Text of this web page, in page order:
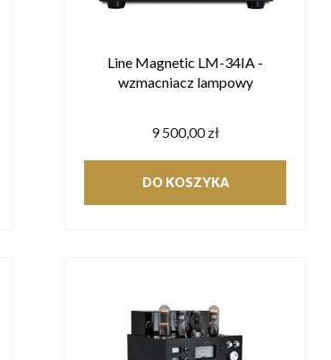
Line Magnetic LM-34IA -
wzmacniacz lampowy
9 500,00 zł
DO KOSZYKA